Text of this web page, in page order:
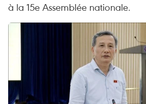
à la 15e Assemblée nationale.